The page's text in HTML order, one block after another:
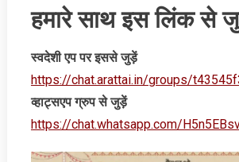
हमारे साथ इस लिंक से
स्‍वदेशी एप पर इससे जुड़ें
https://chat.arattai.in/groups/
व्‍हाट्सएप ग्रुप से जुड़ें
https://chat.whatsapp.com/